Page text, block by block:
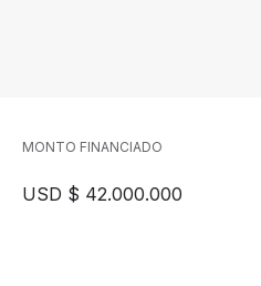
MONTO FINANCIADO
USD $ 42.000.000